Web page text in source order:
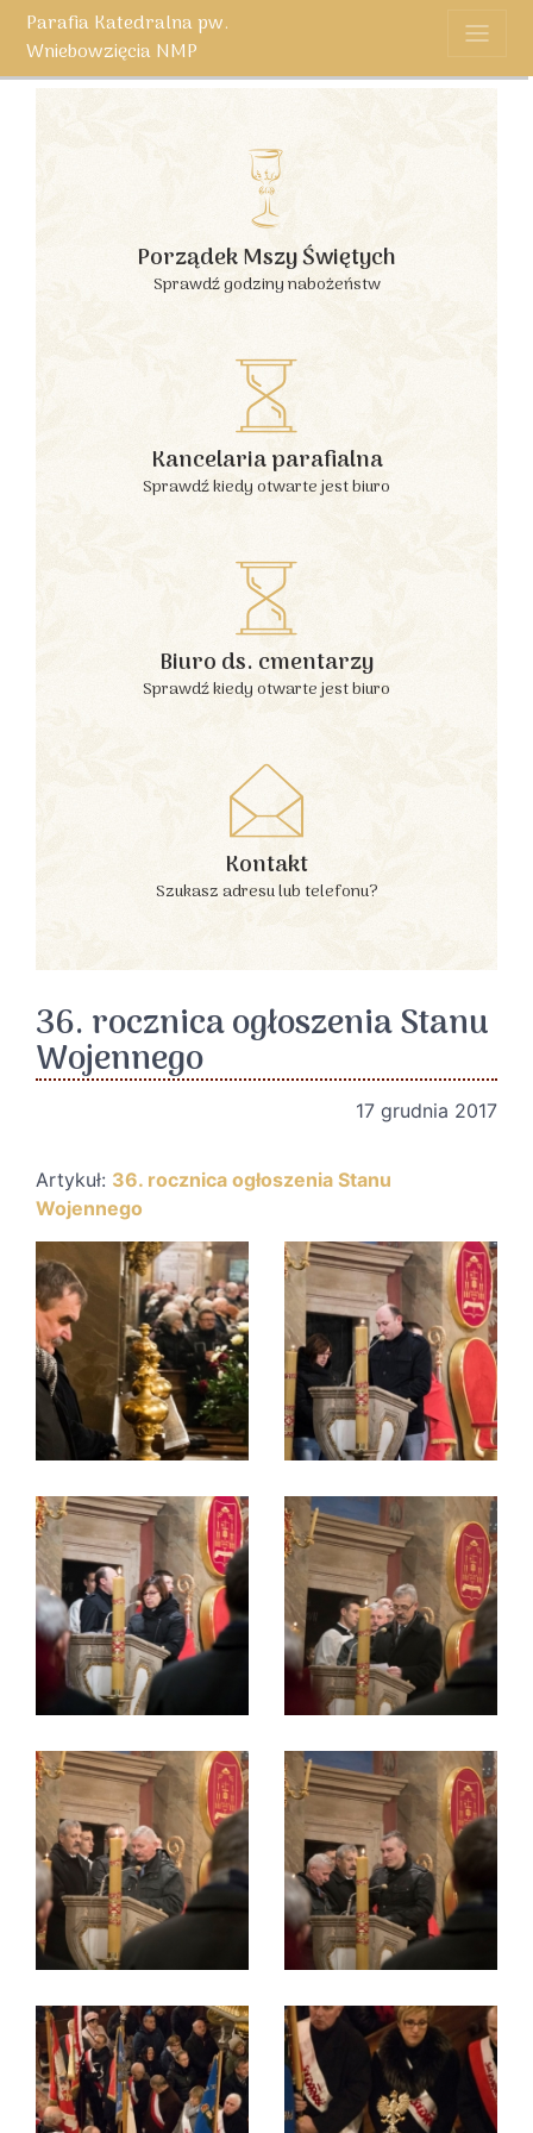
Parafia Katedralna pw.
Wniebowzięcia NMP
Porządek Mszy Świętych
Sprawdź godziny nabożeństw
Kancelaria parafialna
Sprawdź kiedy otwarte jest biuro
Biuro ds. cmentarzy
Sprawdź kiedy otwarte jest biuro
Kontakt
Szukasz adresu lub telefonu?
36. rocznica ogłoszenia Stanu
Wojennego
17 grudnia 2017
Artykuł: 36. rocznica ogłoszenia Stanu
Wojennego